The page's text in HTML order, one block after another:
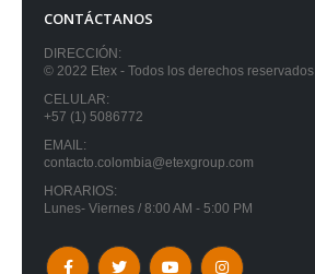
CONTÁCTANOS
DIRECCIÓN:
© 2022 Etex - Todos los derechos reservados.
CELULAR:
+57 (1) 5086772
EMAIL:
contacto.colombia@etexgroup.com
HORARIOS:
Lunes- Viernes / 8:00 AM - 5:00 PM